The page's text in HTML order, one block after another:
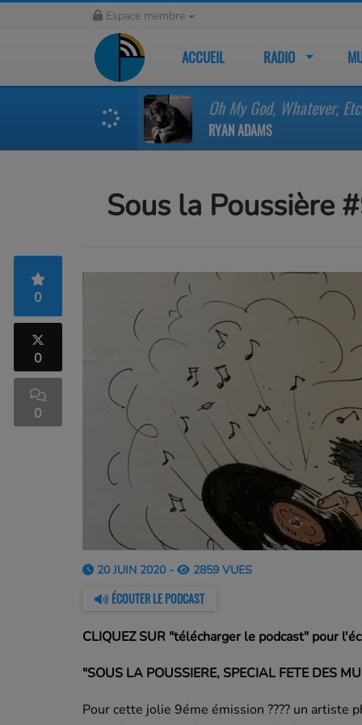
Espace membre
ACCUEIL RADIO
Oh My God, Whatever,
RYAN ADAMS
Sous la Poussière
0
0
0
20 JUIN 2020 - 2859 VUES
ÉCOUTER LE PODCAST
CLIQUEZ SUR "télécharger le podcast" pour
"SOUS LA POUSSIERE, SPECIAL FETE DES
Pour cette jolie 9éme émission ???? un artiste